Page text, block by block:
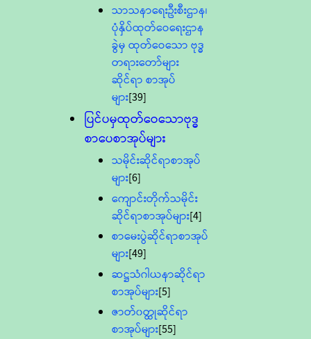
သာသနာရေးဦးစီးဌာန၊
ပုံနှိပ်ထုတ်ဝေရေးဌာန
ခွဲမှ ထုတ်ဝေသော ဗုဒ္ဓ
တရားတော်များ
ဆိုင်ရာ စာအုပ်
များ[39]
ပြင်ပမှထုတ်ဝေသောဗုဒ္ဓ
စာပေစာအုပ်များ
သမိုင်းဆိုင်ရာစာအုပ်
များ[6]
ကျောင်းတိုက်သမိုင်း
ဆိုင်ရာစာအုပ်များ[4]
စာမေးပွဲဆိုင်ရာစာအုပ်
များ[49]
ဆဋ္ဌသံဂါယနာဆိုင်ရာ
စာအုပ်များ[5]
ဇာတ်၀တ္ထုဆိုင်ရာ
စာအုပ်များ[55]